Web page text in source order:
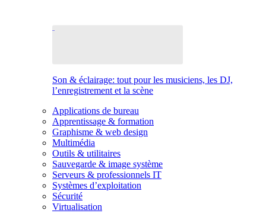
Son & éclairage: tout pour les musiciens, les DJ,
l’enregistrement et la scène
Applications de bureau
Apprentissage & formation
Graphisme & web design
Multimédia
Outils & utilitaires
Sauvegarde & image système
Serveurs & professionnels IT
Systèmes d’exploitation
Sécurité
Virtualisation